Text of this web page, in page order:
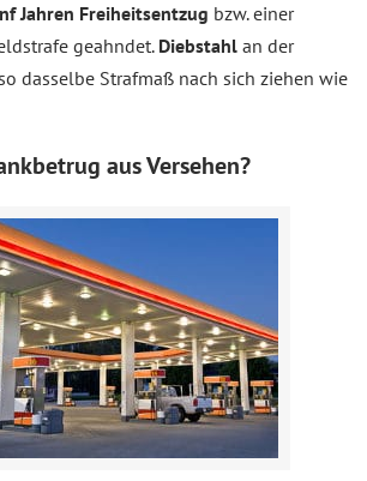
Jahren Freiheitsentzug bzw. einer
geahndet. Diebstahl an der
dasselbe Strafmaß nach sich ziehen wie
aus Versehen?